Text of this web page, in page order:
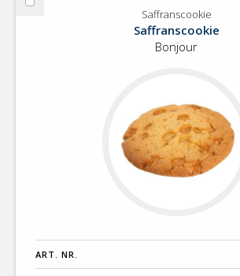
Välj
Saffranscookie
Saffranscookie
Bonjour
ART. NR.